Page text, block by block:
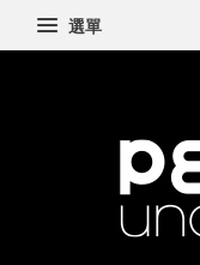
選單